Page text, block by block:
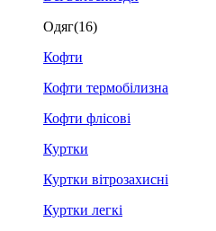
Одяг(16)
Кофти
Кофти термобілизна
Кофти флісові
Куртки
Куртки вітрозахисні
Куртки легкі